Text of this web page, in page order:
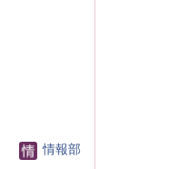
情報部